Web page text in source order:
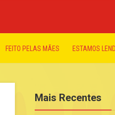
FEITO PELAS MÃES ESTAMOS
Mais Recentes